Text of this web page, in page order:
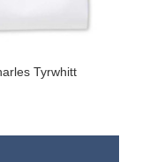
Tyrwhitt